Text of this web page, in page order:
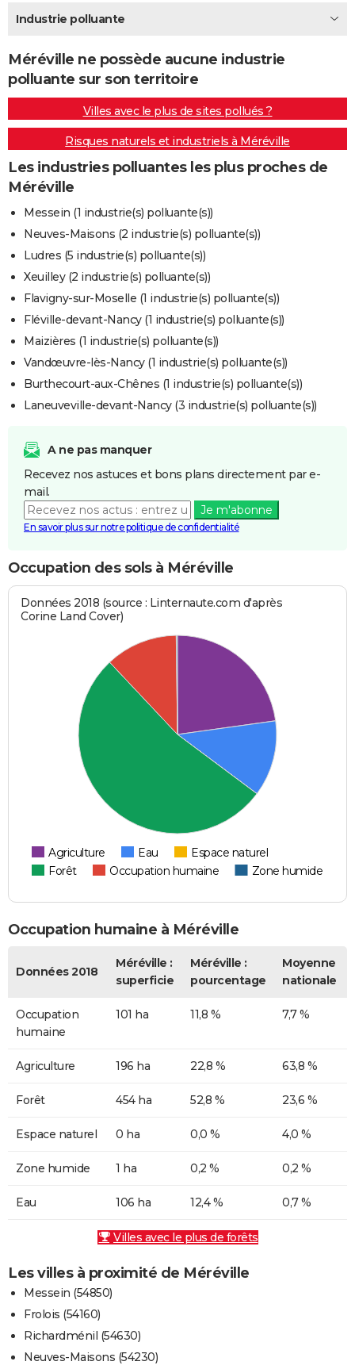
Destinations
City break
Voyage nature
Voyage de noces
Forum
Climat
+PHOTO
GUIDES D'ACHAT
BONS PLANS
CARTE DE VOEUX
Carte de Noël
Carte Bonne année
Carte Saint-Valentin
Carte Pâques
Carte d'anniversaire
DICTIONNAIRE
Dictionnaire
Biographies
Citations
Expressions
Proverbes
PROGRAMME TV
COPAINS D'AVANT
S'inscrire
Se connecter
Lycées
Collèges
Primaires
Universités
Entreprises
Service militaire
Avis de recherche
FORUM
Bricolage
Lifestyle
Culture
Sport
Auto
Television
Voyage
Cinema
Industrie polluante
Méréville ne possède aucune industrie
polluante sur son territoire
Villes avec le plus de sites pollués ?
Risques naturels et industriels à Méréville
Les industries polluantes les plus proches de
Méréville
Messein (1 industrie(s) polluante(s))
Neuves-Maisons (2 industrie(s) polluante(s))
Ludres (5 industrie(s) polluante(s))
Xeuilley (2 industrie(s) polluante(s))
Flavigny-sur-Moselle (1 industrie(s) polluante(s))
Fléville-devant-Nancy (1 industrie(s) polluante(s))
Maizières (1 industrie(s) polluante(s))
Vandœuvre-lès-Nancy (1 industrie(s) polluante(s))
Burthecourt-aux-Chênes (1 industrie(s) polluante(s))
Laneuveville-devant-Nancy (3 industrie(s) polluante(s))
A ne pas manquer
Recevez nos astuces et bons plans directement par e-
mail.
Je m'abonne
En savoir plus sur notre politique de confidentialité
Occupation des sols à Méréville
Données 2018 (source : Linternaute.com d'après
Corine Land Cover)
Agriculture Eau
Espace naturel
Forêt
Occupation humaine Zone humide
Occupation humaine à Méréville
Données 2018
Méréville :
superficie
Méréville :
pourcentage
Moyenne
nationale
Occupation
humaine
101 ha 11,8 % 7,7 %
Agriculture 196 ha 22,8 % 63,8 %
Forêt 454 ha 52,8 % 23,6 %
Espace naturel 0 ha 0,0 % 4,0 %
Zone humide 1 ha 0,2 % 0,2 %
Eau 106 ha 12,4 % 0,7 %
Villes avec le plus de forêts
Les villes à proximité de Méréville
Messein (54850)
Frolois (54160)
Richardménil (54630)
Neuves-Maisons (54230)